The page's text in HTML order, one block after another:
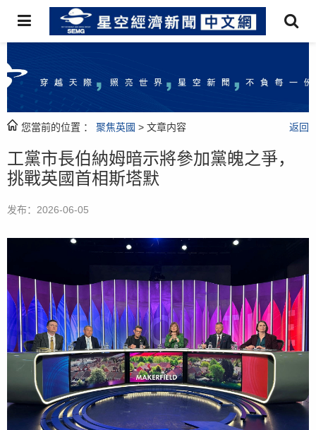
您當前的位置 ： 聚焦英國 > 文章内容 返回
工黨市長伯納姆暗示將參加黨魄之爭，
挑戰英國首相斯塔默
发布：2026-06-05